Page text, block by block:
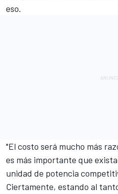
eso.
"El costo será mucho más
es más importante que
unidad de potencia
Ciertamente, estando al